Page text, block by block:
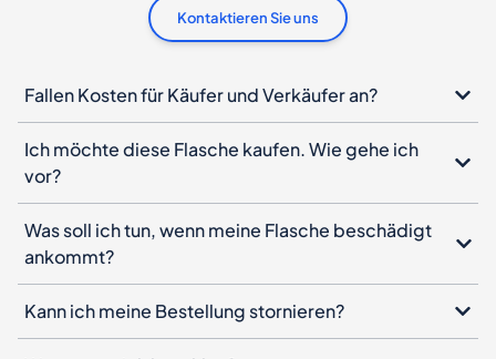
Kontaktieren Sie uns
Fallen Kosten für Käufer und Verkäufer an?
Ich möchte diese Flasche kaufen. Wie gehe ich
vor?
Was soll ich tun, wenn meine Flasche beschädigt
ankommt?
Kann ich meine Bestellung stornieren?